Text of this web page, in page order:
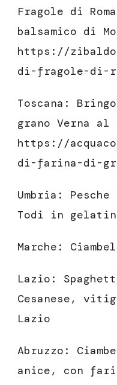
Fragole di
balsamico di
https://
di-fragole-di-
Toscana:
grano Verna
https://
di-farina-di-
Umbria:
Todi in
Marche:
Lazio:
Cesanese,
Lazio
Abruzzo:
anice, con